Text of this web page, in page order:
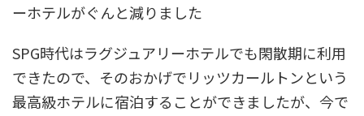
ーホテルがぐんと減りました
SPG時代はラグジュアリーホテルでも閑散期に利用
できたので、そのおかげでリッツカールトンという
最高級ホテルに宿泊することができましたが、今で